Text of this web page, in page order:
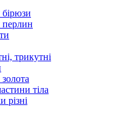
бірюзи
перлин
трикутні
золота
тіла
різні